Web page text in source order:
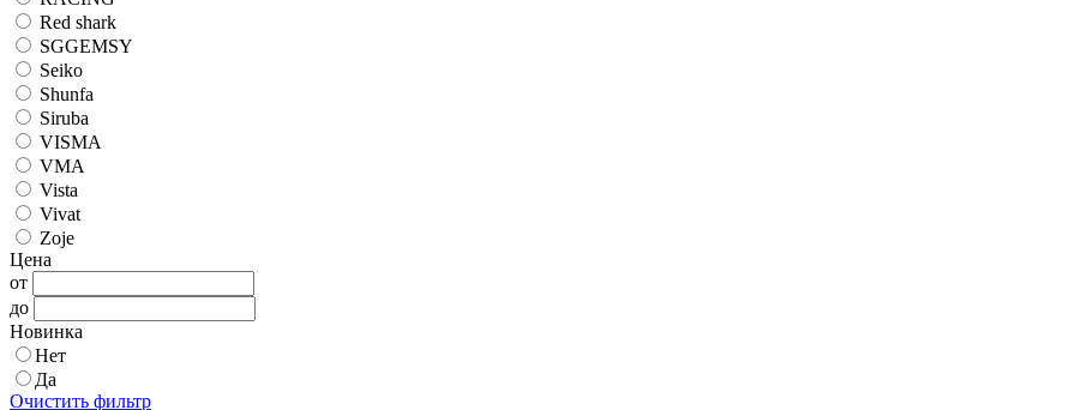
Red shark
SGGEMSY
Seiko
Shunfa
Siruba
VISMA
VMA
Vista
Vivat
Zoje
Цена
от
до
Новинка
Нет
Да
Очистить фильтр